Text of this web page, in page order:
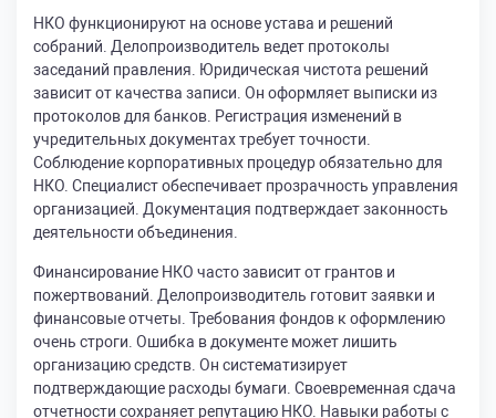
НКО функционируют на основе устава и решений
собраний. Делопроизводитель ведет протоколы
заседаний правления. Юридическая чистота решений
зависит от качества записи. Он оформляет выписки из
протоколов для банков. Регистрация изменений в
учредительных документах требует точности.
Соблюдение корпоративных процедур обязательно для
НКО. Специалист обеспечивает прозрачность управления
организацией. Документация подтверждает законность
деятельности объединения.
Финансирование НКО часто зависит от грантов и
пожертвований. Делопроизводитель готовит заявки и
финансовые отчеты. Требования фондов к оформлению
очень строги. Ошибка в документе может лишить
организацию средств. Он систематизирует
подтверждающие расходы бумаги. Своевременная сдача
отчетности сохраняет репутацию НКО. Навыки работы с